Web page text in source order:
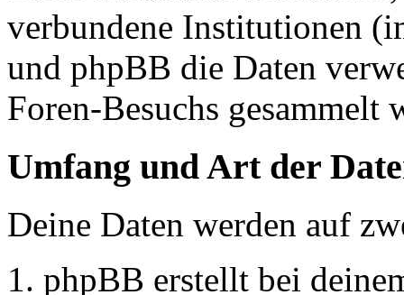
verbundene Institutionen
und phpBB die Daten
Foren-Besuchs gesammelt
Umfang und Art der
Deine Daten werden auf
phpBB erstellt bei